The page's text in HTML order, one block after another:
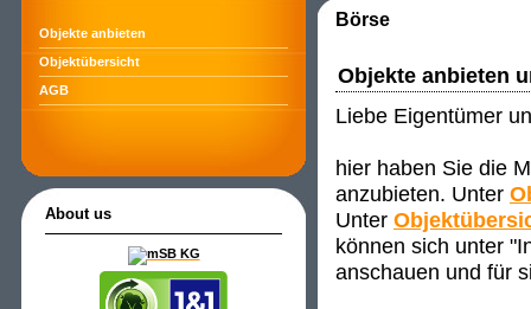
Objekte anbieten
Objektübersicht
AGB
About us
Börse
Objekte anbieten
Liebe Eigentümer
hier haben Sie die
anzubieten. Unter
Unter
können sich unter
anschauen und für